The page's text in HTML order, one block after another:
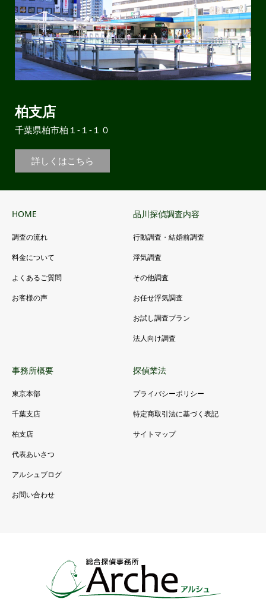
柏支店
千葉県柏市柏１-１-１０
詳しくはこちら
HOME
調査の流れ
料金について
よくあるご質問
お客様の声
品川探偵調査内容
行動調査・結婚前調査
浮気調査
その他調査
お任せ浮気調査
お試し調査プラン
法人向け調査
事務所概要
東京本部
千葉支店
柏支店
代表あいさつ
アルシュブログ
お問い合わせ
探偵業法
プライバシーポリシー
特定商取引法に基づく表記
サイトマップ